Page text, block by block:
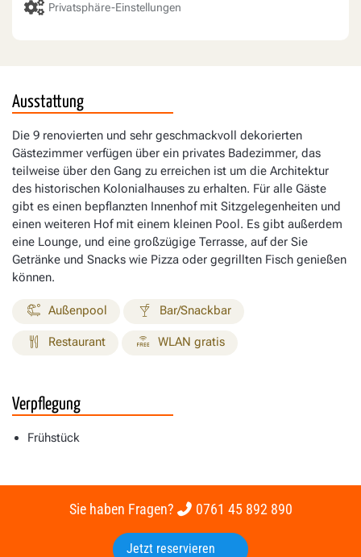
Privatsphäre-Einstellungen
Ausstattung
Die 9 renovierten und sehr geschmackvoll dekorierten
Gästezimmer verfügen über ein privates Badezimmer, das
teilweise über den Gang zu erreichen ist um die Architektur
des historischen Kolonialhauses zu erhalten. Für alle Gäste
gibt es einen bepflanzten Innenhof mit Sitzgelegenheiten und
einen weiteren Hof mit einem kleinen Pool. Es gibt außerdem
eine Lounge, und eine großzügige Terrasse, auf der Sie
Getränke und Snacks wie Pizza oder gegrillten Fisch genießen
können.
Außenpool Bar/Snackbar
Restaurant WLAN gratis
Verpflegung
Frühstück
Sie haben Fragen? 0761 45 892 890
Jetzt reservieren